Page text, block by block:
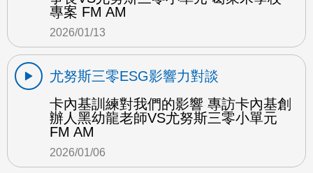
專案 FM AM
2026/01/13
尤努斯三零ESG影響力對談
卡內基訓練對我們的影響 專訪卡內基創
辦人黑幼龍老師VS尤努斯三零小單元
FM AM
2026/01/06